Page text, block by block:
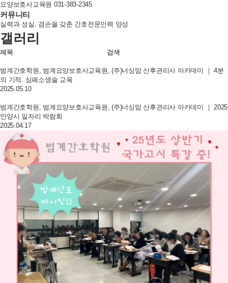
요양보호사교육원 031-383-2345
커뮤니티
실력과 성실, 겸손을 갖춘 간호전문인력 양성
갤러리
검색
범계간호학원, 범계요양보호사교육원, (주)너싱맘 산후관리사 아카데미 ｜ 4분
의 기적. 심폐소생술 교육
2025.05.10
범계간호학원, 범계요양보호사교육원, (주)너싱맘 산후관리사 아카데미 ｜ 2025
안양시 일자리 박람회
2025.04.17